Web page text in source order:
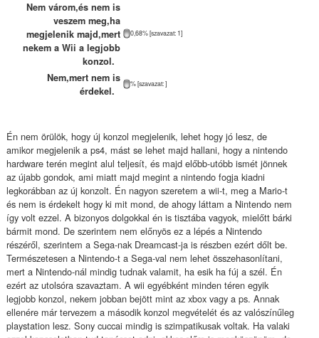
Nem várom,és nem is
veszem meg,ha
megjelenik majd,mert
nekem a Wii a legjobb
konzol.
0,68% [szavazat: 1]
Nem,mert nem is
érdekel.
% [szavazat: ]
Én nem örülök, hogy új konzol megjelenik, lehet hogy jó lesz, de
amikor megjelenik a ps4, mást se lehet majd hallani, hogy a nintendo
hardware terén megint alul teljesít, és majd előbb-utóbb ismét jönnek
az újabb gondok, ami miatt majd megint a nintendo fogja kiadni
legkorábban az új konzolt. Én nagyon szeretem a wii-t, meg a Mario-t
és nem is érdekelt hogy ki mit mond, de ahogy láttam a Nintendo nem
így volt ezzel. A bizonyos dolgokkal én is tisztába vagyok, mielőtt bárki
bármit mond. De szerintem nem előnyös ez a lépés a Nintendo
részéről, szerintem a Sega-nak Dreamcast-ja is részben ezért dőlt be.
Természetesen a Nintendo-t a Sega-val nem lehet összehasonlítani,
mert a Nintendo-nál mindig tudnak valamit, ha esik ha fúj a szél. Én
ezért az utolsóra szavaztam. A wii egyébként minden téren egyik
legjobb konzol, nekem jobban bejött mint az xbox vagy a ps. Annak
ellenére már tervezem a második konzol megvételét és az valószínűleg
playstation lesz. Sony cuccai mindig is szimpatikusak voltak. Ha valaki